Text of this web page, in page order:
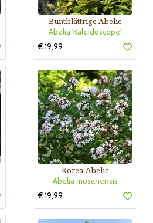
Buntblättrige Abelie
Abelia 'Kaleidoscope'
€ 19,99
Korea-Abelie
Abelia mosanensis
€ 19,99